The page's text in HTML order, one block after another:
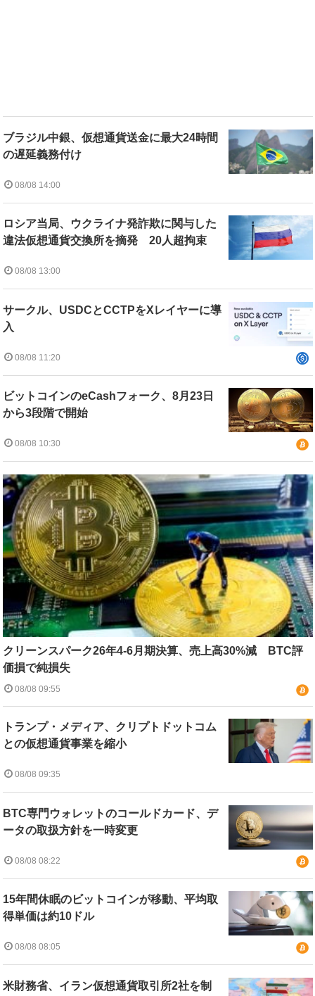
ブラジル中銀、仮想通貨送金に最大24時間
の遅延義務付け
08/08 14:00
ロシア当局、ウクライナ発詐欺に関与した
違法仮想通貨交換所を摘発 20人超拘束
08/08 13:00
サークル、USDCとCCTPをXレイヤーに導
入
08/08 11:20
ビットコインのeCashフォーク、8月23日
から3段階で開始
08/08 10:30
クリーンスパーク26年4-6月期決算、売上高30%減 BTC評
価損で純損失
08/08 09:55
トランプ・メディア、クリプトドットコム
との仮想通貨事業を縮小
08/08 09:35
BTC専門ウォレットのコールドカード、デ
ータの取扱方針を一時変更
08/08 08:22
15年間休眠のビットコインが移動、平均取
得単価は約10ドル
08/08 08:05
米財務省、イラン仮想通貨取引所2社を制